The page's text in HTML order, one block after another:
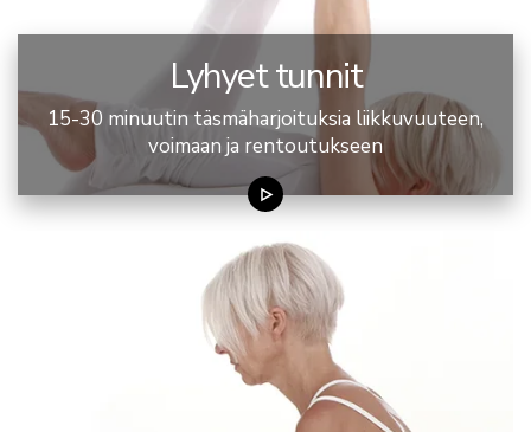
Lyhyet tunnit
15-30 minuutin täsmäharjoituksia liikkuvuuteen,
voimaan ja rentoutukseen